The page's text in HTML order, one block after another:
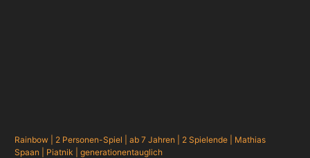
Rainbow | 2 Personen-Spiel | ab 7 Jahren | 2 Spielende | Mathias
Spaan | Piatnik | generationentauglich